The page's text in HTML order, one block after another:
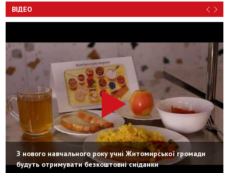
ВІДЕО
З нового навчального року учні Житомирської громади
будуть отримувати безкоштовні сніданки